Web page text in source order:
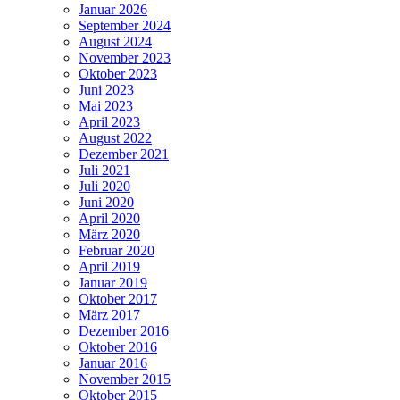
Januar 2026
September 2024
August 2024
November 2023
Oktober 2023
Juni 2023
Mai 2023
April 2023
August 2022
Dezember 2021
Juli 2021
Juli 2020
Juni 2020
April 2020
März 2020
Februar 2020
April 2019
Januar 2019
Oktober 2017
März 2017
Dezember 2016
Oktober 2016
Januar 2016
November 2015
Oktober 2015